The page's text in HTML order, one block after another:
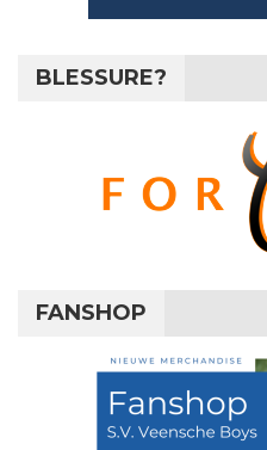
BLESSURE?
FANSHOP